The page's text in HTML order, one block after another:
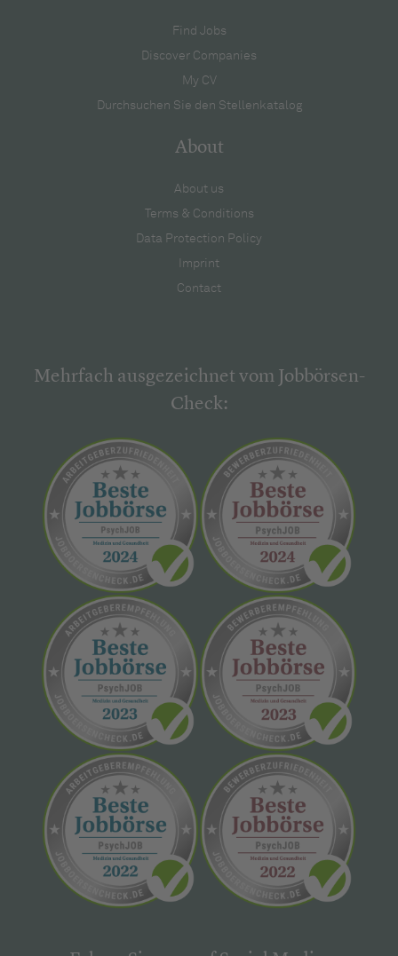
Find Jobs
Discover Companies
My CV
Durchsuchen Sie den Stellenkatalog
About
About us
Terms & Conditions
Data Protection Policy
Imprint
Contact
Mehrfach ausgezeichnet vom Jobbörsen-
Check: